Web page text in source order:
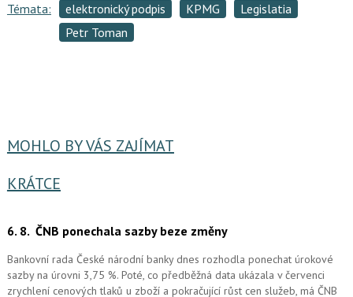
Témata: elektronický podpis KPMG
Legislatia
Petr Toman
MOHLO BY VÁS ZAJÍMAT
KRÁTCE
6. 8. ČNB ponechala sazby beze změny
Bankovní rada České národní banky dnes rozhodla ponechat úrokové
sazby na úrovni 3,75 %. Poté, co předběžná data ukázala v červenci
zrychlení cenových tlaků u zboží a pokračující růst cen služeb, má ČNB